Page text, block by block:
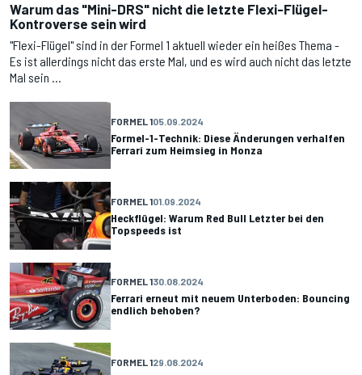
Warum das "Mini-DRS" nicht die letzte Flexi-Flügel-
Kontroverse sein wird
"Flexi-Flügel" sind in der Formel 1 aktuell wieder ein heißes Thema -
Es ist allerdings nicht das erste Mal, und es wird auch nicht das letzte
Mal sein ...
FORMEL 105.09.2024
Formel-1-Technik: Diese Änderungen verhalfen
Ferrari zum Heimsieg in Monza
FORMEL 101.09.2024
Heckflügel: Warum Red Bull Letzter bei den
Topspeeds ist
FORMEL 130.08.2024
Ferrari erneut mit neuem Unterboden: Bouncing
endlich behoben?
FORMEL 129.08.2024